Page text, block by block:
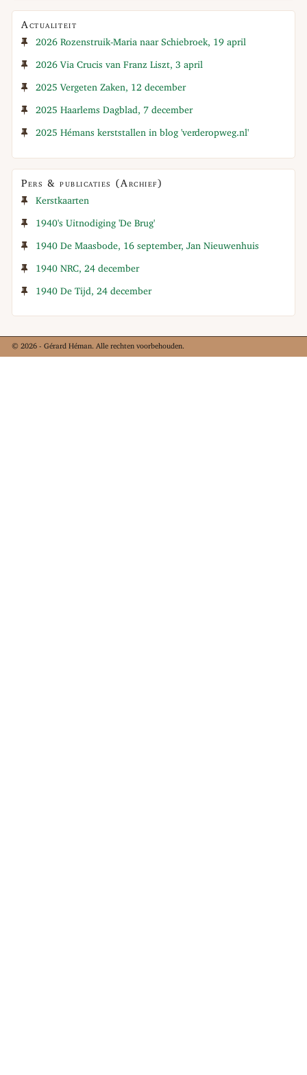
Actualiteit
2026 Rozenstruik-Maria naar Schiebroek, 19 april
2026 Via Crucis van Franz Liszt, 3 april
2025 Vergeten Zaken, 12 december
2025 Haarlems Dagblad, 7 december
2025 Hémans kerststallen in blog 'verderopweg.nl'
Pers & publicaties (Archief)
Kerstkaarten
1940's Uitnodiging 'De Brug'
1940 De Maasbode, 16 september, Jan Nieuwenhuis
1940 NRC, 24 december
1940 De Tijd, 24 december
© 2026 - Gérard Héman. Alle rechten voorbehouden.